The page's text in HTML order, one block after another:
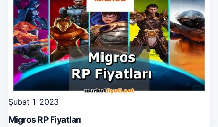
Şubat 1, 2023
Migros RP Fiyatları